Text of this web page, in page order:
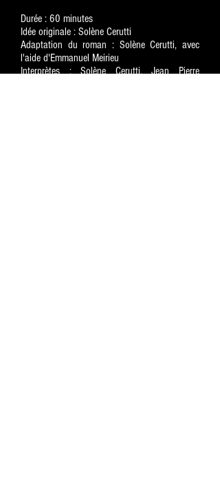
Durée : 60 minutes
Idée originale : Solène Cerutti
Adaptation du roman : Solène Cerutti, avec
l'aide d'Emmanuel Meirieu
Interprètes : Solène Cerutti, Jean Pierre